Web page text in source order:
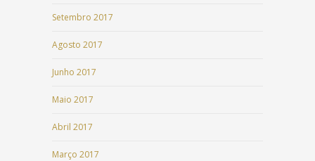
Setembro 2017
Agosto 2017
Junho 2017
Maio 2017
Abril 2017
Março 2017